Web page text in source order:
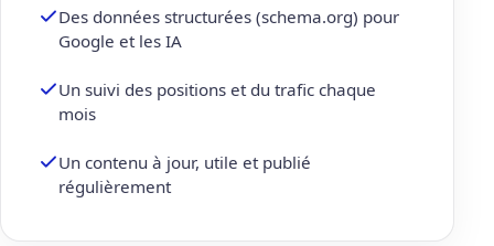
Des données structurées (schema.org) pour
Google et les IA
Un suivi des positions et du trafic chaque
mois
Un contenu à jour, utile et publié
régulièrement